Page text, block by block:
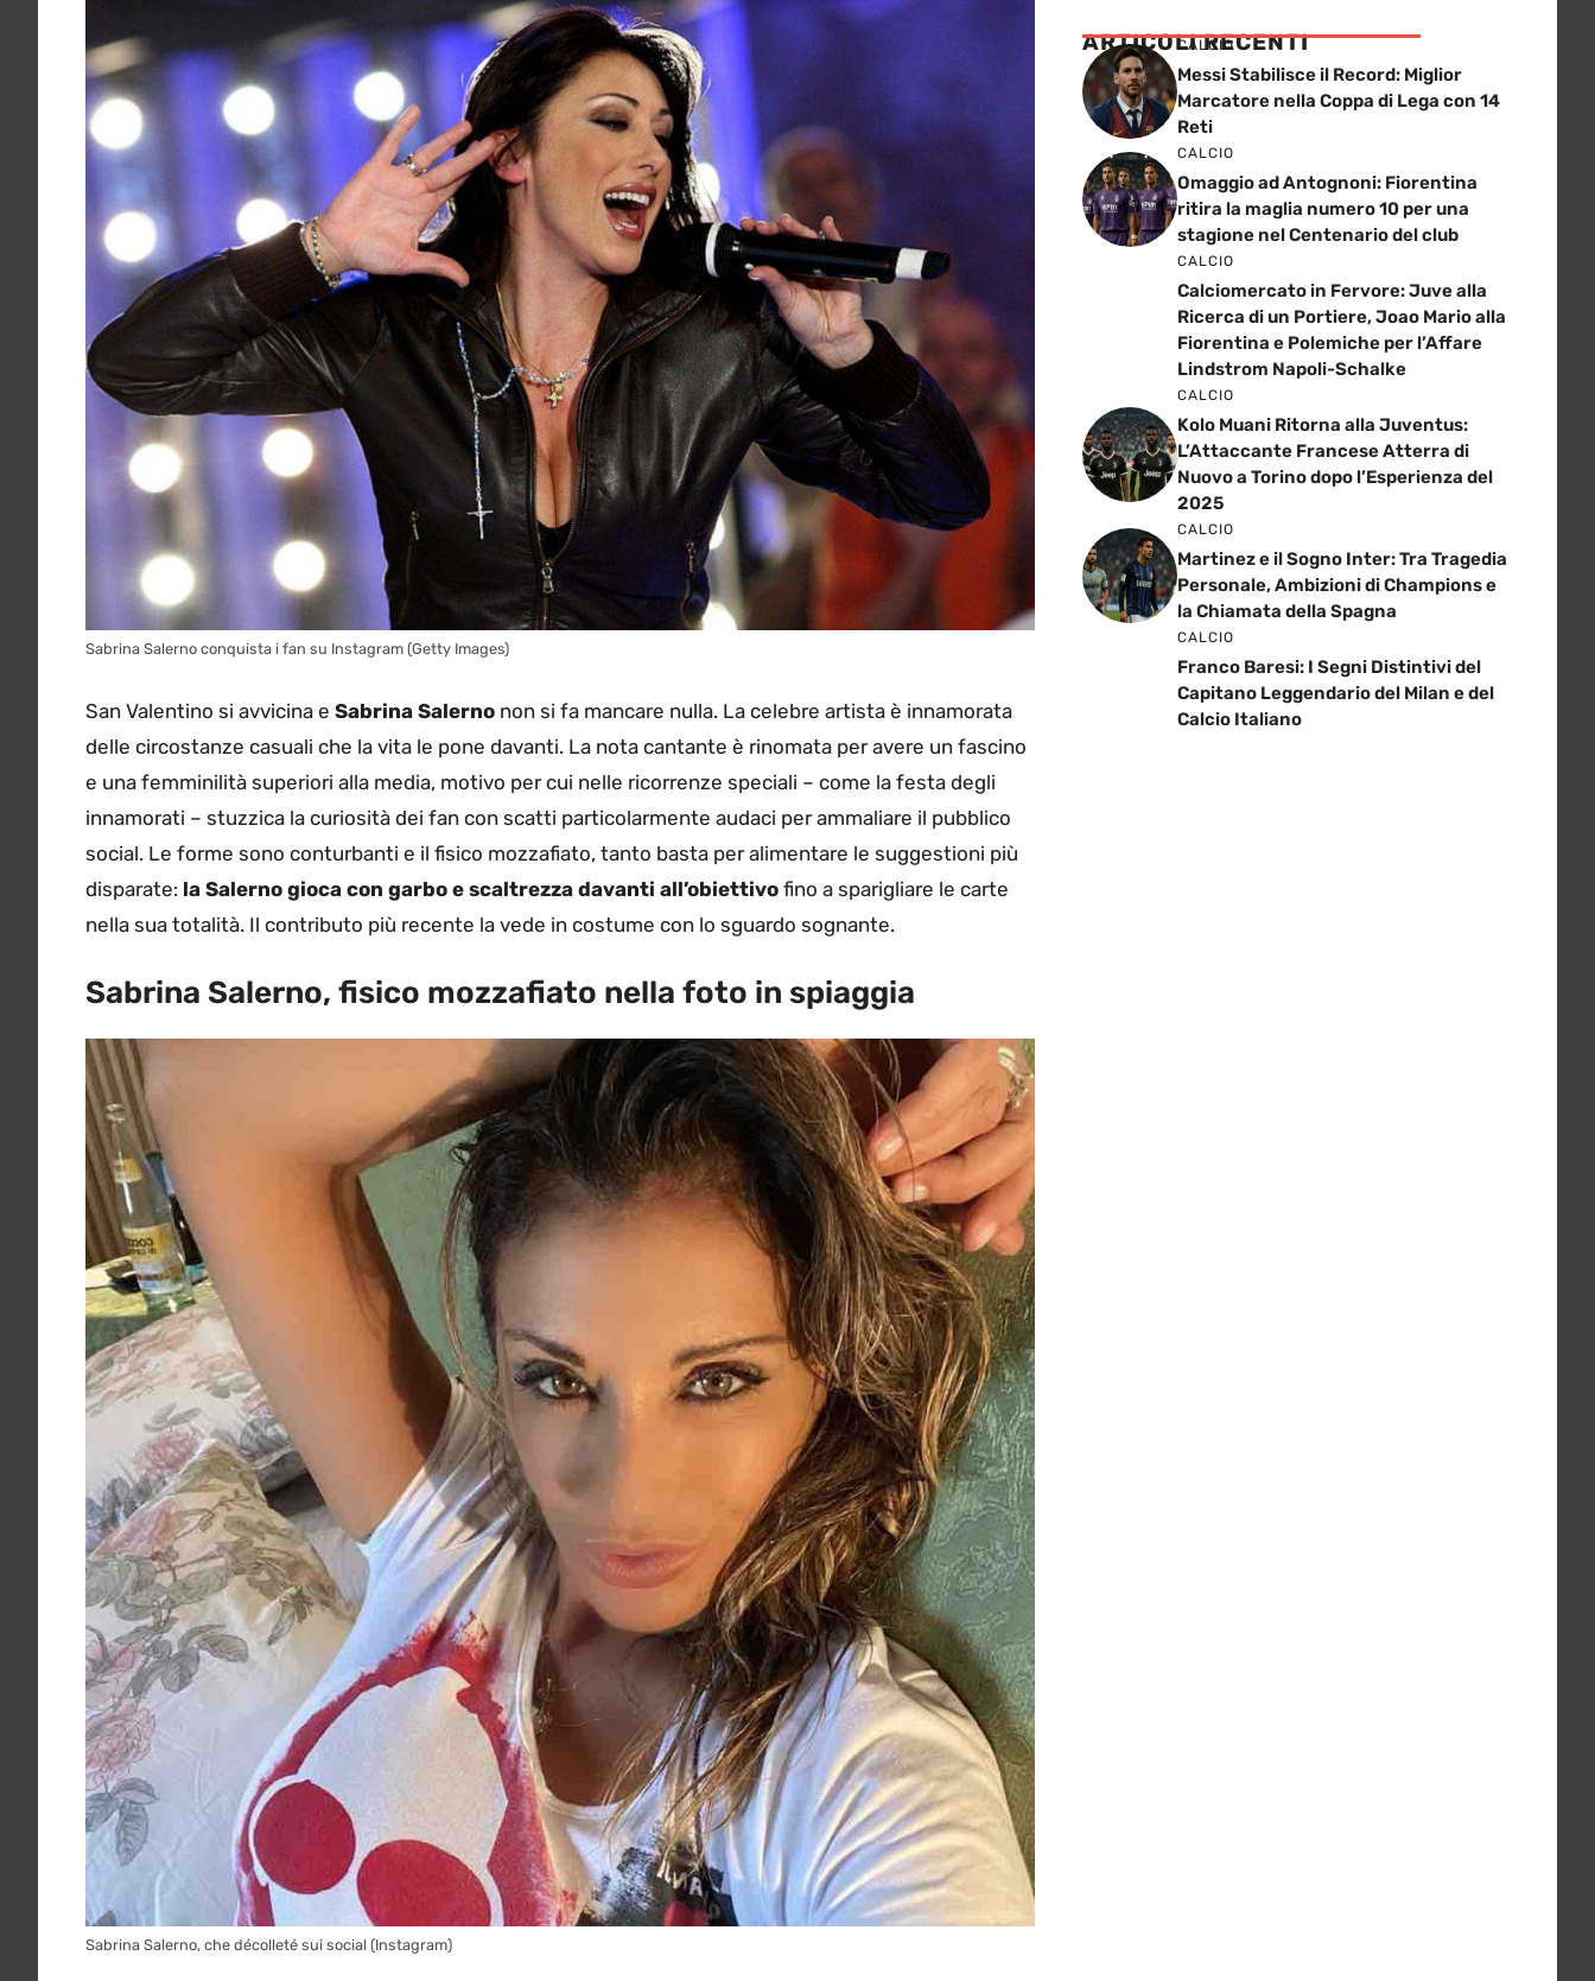
Sabrina Salerno conquista i fan su Instagram (Getty Images)
San Valentino si avvicina e Sabrina Salerno non si fa mancare nulla. La celebre artista è innamorata
delle circostanze casuali che la vita le pone davanti. La nota cantante è rinomata per avere un fascino
e una femminilità superiori alla media, motivo per cui nelle ricorrenze speciali – come la festa degli
innamorati – stuzzica la curiosità dei fan con scatti particolarmente audaci per ammaliare il pubblico
social. Le forme sono conturbanti e il fisico mozzafiato, tanto basta per alimentare le suggestioni più
disparate: la Salerno gioca con garbo e scaltrezza davanti all’obiettivo fino a sparigliare le carte
nella sua totalità. Il contributo più recente la vede in costume con lo sguardo sognante.
Sabrina Salerno, fisico mozzafiato nella foto in spiaggia
Sabrina Salerno, che décolleté sui social (Instagram)
ARTICOLI RECENTI
CALCIO
Messi Stabilisce il Record: Miglior
Marcatore nella Coppa di Lega con 14
Reti
CALCIO
Omaggio ad Antognoni: Fiorentina
ritira la maglia numero 10 per una
stagione nel Centenario del club
CALCIO
Calciomercato in Fervore: Juve alla
Ricerca di un Portiere, Joao Mario alla
Fiorentina e Polemiche per l’Affare
Lindstrom Napoli-Schalke
CALCIO
Kolo Muani Ritorna alla Juventus:
L’Attaccante Francese Atterra di
Nuovo a Torino dopo l’Esperienza del
2025
CALCIO
Martinez e il Sogno Inter: Tra Tragedia
Personale, Ambizioni di Champions e
la Chiamata della Spagna
CALCIO
Franco Baresi: I Segni Distintivi del
Capitano Leggendario del Milan e del
Calcio Italiano